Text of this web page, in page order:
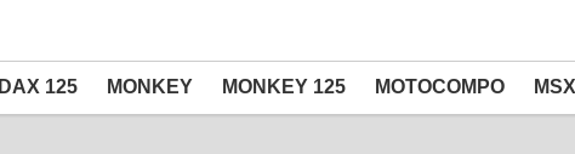
DAX 125 MONKEY MONKEY 125 MOTOCOMPO